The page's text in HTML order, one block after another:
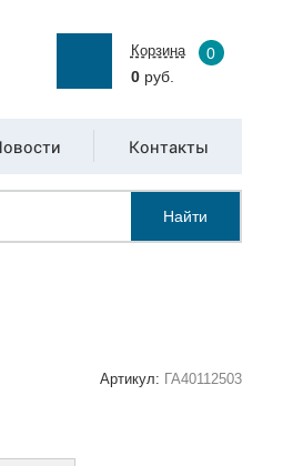
Корзина
0
0руб.
Контакты
Найти
Артикул: ГА40112503